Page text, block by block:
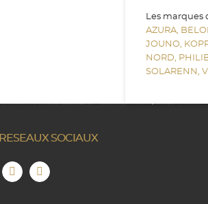
Les marques
AZURA,
JOUNO,
NORD,
SOLARENN,
RESEAUX SOCIAUX